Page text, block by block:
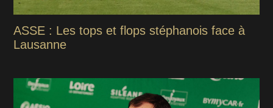
ASSE : Les tops et flops stéphanois face à
Lausanne